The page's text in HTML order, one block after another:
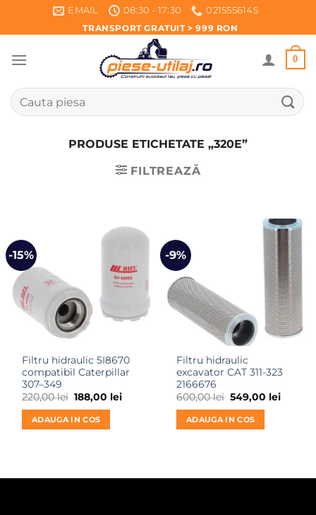
EMAIL 08:30 - 17:30
0215556145
TRANSPORT GRATUIT > 999 RON
0
Caută
după:
PRODUSE ETICHETATE „320E”
FILTREAZĂ
-15%
Filtru hidraulic 5I8670
compatibil Caterpillar
307–349
220,00lei Prețul
inițial
a
fost:
220,00 lei.
188,00 leiPrețul
ADAUGA IN COS
-9%
Filtru hidraulic
excavator CAT 311-323
2166676
600,00lei Prețul
inițial
a
fost:
600,00 lei.
549,00 leiPrețul
ADAUGA IN COS